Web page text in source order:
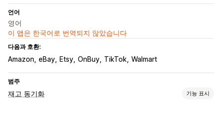
언어
영어
이 앱은 한국어로 번역되지 않았습니다
다음과 호환:
Amazon eBay Etsy OnBuy TikTok Walmart
범주
재고 동기화 기능 표시